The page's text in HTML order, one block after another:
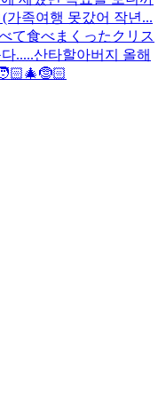
가족여행 못갔어 작년...
て食べまくったクリス
.....산타할아버지 올해